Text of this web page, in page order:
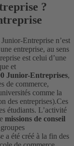
?
Entreprise n’est
entreprise, au sens
est celui d’une
et
Junior-Entreprises,
de commerce,
comme la
des entreprises).Ces
étudiants. L’activité
missions de conseil
a été créé à la fin des